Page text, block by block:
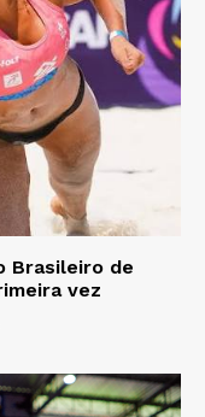
Brasileiro de
vez